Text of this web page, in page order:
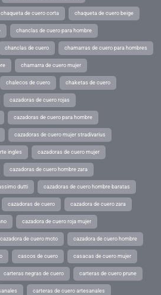
chaqueta de cuero corta chaqueta de cuero beige
chanclas de cuero para hombre
chanclas de cuero chamarras de cuero para hombres
chamarra de cuero mujer
chalecos de cuero chaketas de cuero
cazadoras de cuero rojas
cazadoras de cuero para hombre
cazadoras de cuero mujer stradivarius
ingles cazadoras de cuero mujer
cazadoras de cuero hombre zara
dutti cazadoras de cuero hombre baratas
cazadoras de cuero cazadora de cuero zara
cazadora de cuero roja mujer
cazadora de cuero moto cazadora de cuero hombre
cascos de cuero casacas de cuero mujer
carteras negras de cuero carteras de cuero prune
carteras de cuero artesanales